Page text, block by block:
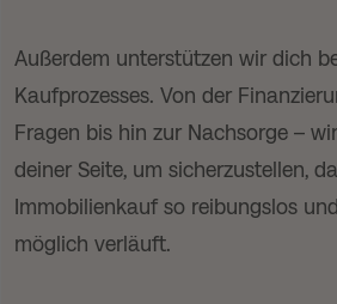
Außerdem unterstützen wir dich
Kaufprozesses. Von der
Fragen bis hin zur Nachsorge –
deiner Seite, um sicherzustellen,
Immobilienkauf so reibungslos
möglich verläuft.